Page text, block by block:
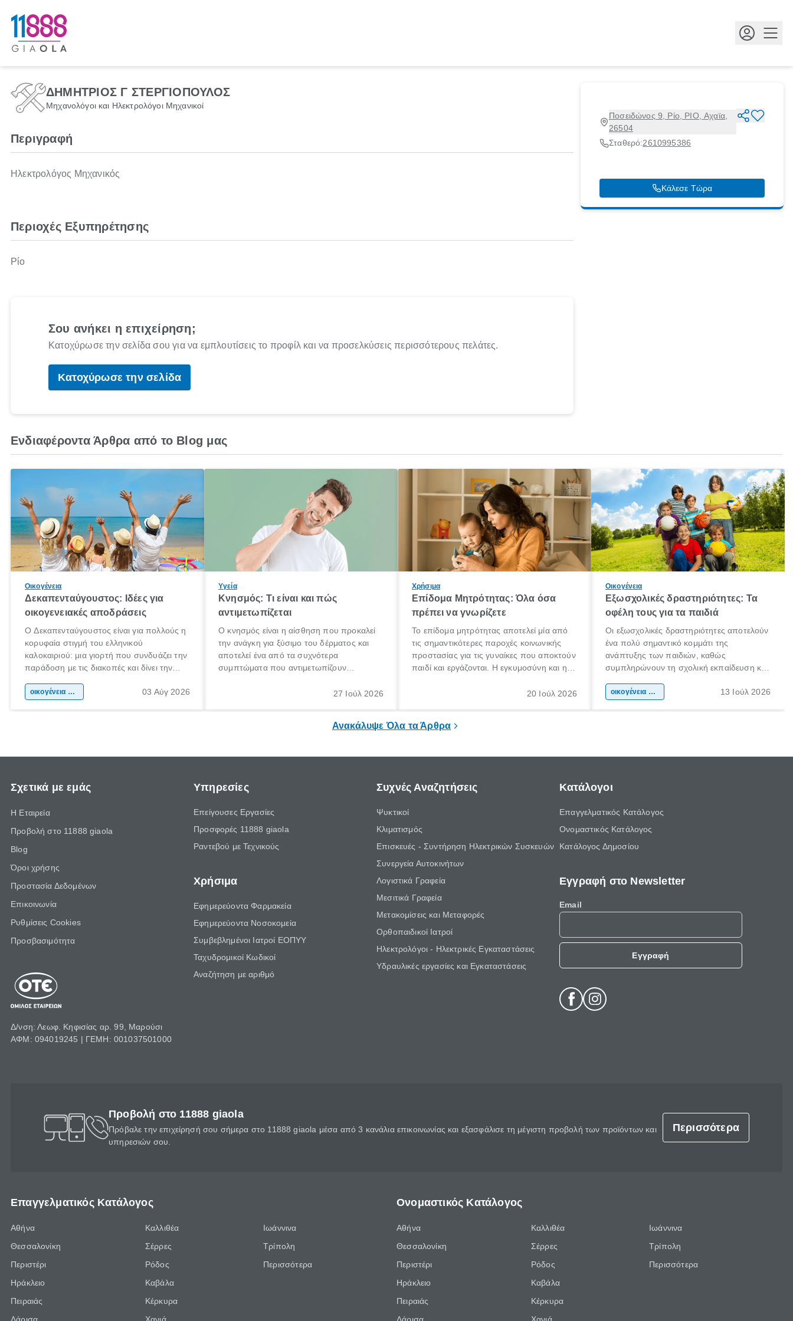
ΔΗΜΗΤΡΙΟΣ Γ ΣΤΕΡΓΙΟΠΟΥΛΟΣ
Μηχανολόγοι και Ηλεκτρολόγοι Μηχανικοί
Ποσειδώνος 9, Ρίο, ΡΙΟ, Αχαϊα,
26504
Σταθερό:2610995386
Κάλεσε Τώρα
Περιγραφή
Ηλεκτρολόγος Μηχανικός
Περιοχές Εξυπηρέτησης
Ρίο
Σου ανήκει η επιχείρηση;
Κατοχύρωσε την σελίδα σου για να εμπλουτίσεις το προφίλ και να προσελκύσεις περισσότερους πελάτες.
Κατοχύρωσε την σελίδα
Ενδιαφέροντα Άρθρα από το Blog μας
Οικογένεια
Δεκαπενταύγουστος: Ιδέες για
οικογενειακές αποδράσεις
Ο Δεκαπενταύγουστος είναι για πολλούς η
κορυφαία στιγμή του ελληνικού
καλοκαιριού: μια γιορτή που συνδυάζει την
παράδοση με τις διακοπές και δίνει την
χώρας. Είτε πρόκειται για λίγες μέρες
οικογένεια & παιδί 03 Αύγ 2026
Υγεία
Κνησμός: Τι είναι και πώς
αντιμετωπίζεται
Ο κνησμός είναι η αίσθηση που προκαλεί
την ανάγκη για ξύσιμο του δέρματος και
αποτελεί ένα από τα συχνότερα
συμπτώματα που αντιμετωπίζουν
πληροφορίες για το «κνησμός τι είναι»,
27 Ιούλ 2026
Χρήσιμα
Επίδομα Μητρότητας: Όλα όσα
πρέπει να γνωρίζετε
Το επίδομα μητρότητας αποτελεί μία από
τις σημαντικότερες παροχές κοινωνικής
προστασίας για τις γυναίκες που αποκτούν
παιδί και εργάζονται. Η εγκυμοσύνη και η
σημαντική περίοδος στη ζωή κάθε20 Ιούλ 2026
Οικογένεια
Εξωσχολικές δραστηριότητες: Τα
οφέλη τους για τα παιδιά
Οι εξωσχολικές δραστηριότητες αποτελούν
ένα πολύ σημαντικό κομμάτι της
ανάπτυξης των παιδιών, καθώς
συμπληρώνουν τη σχολική εκπαίδευση και
της προσωπικότητας, της κοινωνικότητας
οικογένεια & παιδί 13 Ιούλ 2026
Ανακάλυψε Όλα τα Άρθρα
Σχετικά με εμάς
Η Εταιρεία
Προβολή στο 11888 giaola
Blog
Όροι χρήσης
Προστασία Δεδομένων
Επικοινωνία
Ρυθμίσεις Cookies
Προσβασιμότητα
Δ/νση: Λεωφ. Κηφισίας αρ. 99, Μαρούσι
ΑΦΜ: 094019245 | ΓΕΜΗ: 001037501000
Υπηρεσίες
Επείγουσες Εργασίες
Προσφορές 11888 giaola
Ραντεβού με Τεχνικούς
Χρήσιμα
Εφημερεύοντα Φαρμακεία
Εφημερεύοντα Νοσοκομεία
Συμβεβλημένοι Ιατροί ΕΟΠΥΥ
Ταχυδρομικοί Κωδικοί
Αναζήτηση με αριθμό
Συχνές Αναζητήσεις
Ψυκτικοί
Κλιματισμός
Επισκευές - Συντήρηση Ηλεκτρικών Συσκευών
Συνεργεία Αυτοκινήτων
Λογιστικά Γραφεία
Μεσιτικά Γραφεία
Μετακομίσεις και Μεταφορές
Ορθοπαιδικοί Ιατροί
Ηλεκτρολόγοι - Ηλεκτρικές Εγκαταστάσεις
Υδραυλικές εργασίες και Εγκαταστάσεις
Κατάλογοι
Επαγγελματικός Κατάλογος
Ονομαστικός Κατάλογος
Κατάλογος Δημοσίου
Εγγραφή στο Newsletter
Email
Εγγραφή
Προβολή στο 11888 giaola
Πρόβαλε την επιχείρησή σου σήμερα στο 11888 giaola μέσα από 3 κανάλια επικοινωνίας και εξασφάλισε τη μέγιστη προβολή των προϊόντων και
υπηρεσιών σου.
Περισσότερα
Επαγγελματικός Κατάλογος
Αθήνα
Θεσσαλονίκη
Περιστέρι
Ηράκλειο
Πειραιάς
Καλλιθέα
Σέρρες
Ρόδος
Καβάλα
Κέρκυρα
Ιωάννινα
Τρίπολη
Περισσότερα
Ονομαστικός Κατάλογος
Αθήνα
Θεσσαλονίκη
Περιστέρι
Ηράκλειο
Πειραιάς
Καλλιθέα
Σέρρες
Ρόδος
Καβάλα
Κέρκυρα
Ιωάννινα
Τρίπολη
Περισσότερα